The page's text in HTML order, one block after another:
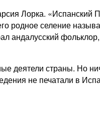
Лорка. «Испанский
родное селение
деятели страны. Но
не печатали в